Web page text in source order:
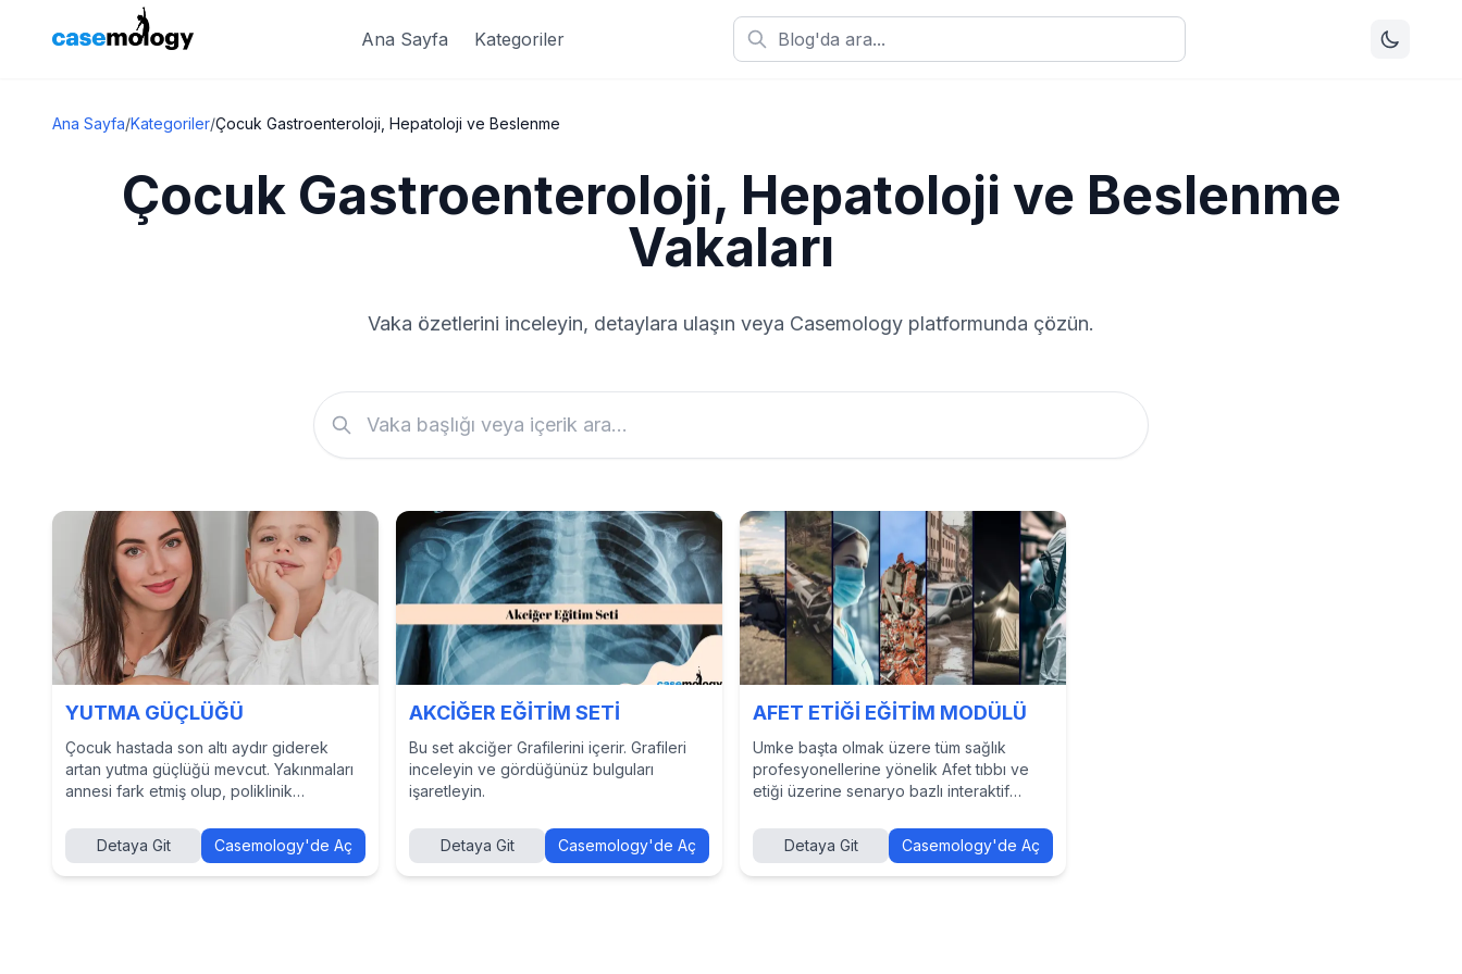
Ana Sayfa Kategoriler
Ana Sayfa/Kategoriler/Çocuk Gastroenteroloji, Hepatoloji ve Beslenme
Çocuk Gastroenteroloji, Hepatoloji ve Beslenme
Vakaları
Vaka özetlerini inceleyin, detaylara ulaşın veya Casemology platformunda çözün.
YUTMA GÜÇLÜĞÜ
Çocuk hastada son altı aydır giderek
artan yutma güçlüğü mevcut. Yakınmaları
annesi fark etmiş olup, poliklinik
Bu vakayı çözmek, tanı ve tedavi
yaklaşımlarını incelemek ve diğer
hekimlerin kararlarını görmek için
Detaya Git Casemology'de Aç
AKCİĞER EĞİTİM SETİ
Bu set akciğer Grafilerini içerir. Grafileri
inceleyin ve gördüğünüz bulguları
işaretleyin.
Detaya Git Casemology'de Aç
AFET ETİĞİ EĞİTİM MODÜLÜ
Umke başta olmak üzere tüm sağlık
profesyonellerine yönelik Afet tıbbı ve
etiği üzerine senaryo bazlı interaktif
Detaya Git
Casemology'de Aç